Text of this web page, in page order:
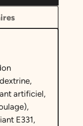
artificiel,
E331,